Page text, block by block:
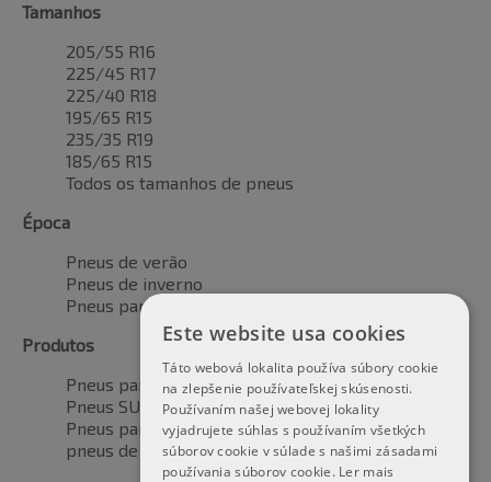
Tamanhos
205/55 R16
225/45 R17
225/40 R18
195/65 R15
235/35 R19
185/65 R15
Todos os tamanhos de pneus
Época
Pneus de verão
Pneus de inverno
Pneus para todas as estações
Produtos
Pneus para automóveis
Pneus SUV / 4x4
Pneus para veículos de transporte
pneus de motocicleta
Este website usa cookies
Táto webová lokalita používa súbory cookie
na zlepšenie používateľskej skúsenosti.
Používaním našej webovej lokality
vyjadrujete súhlas s používaním všetkých
súborov cookie v súlade s našimi zásadami
používania súborov cookie. Ler mais